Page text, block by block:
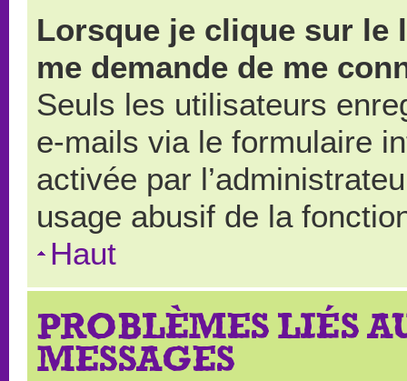
Lorsque je clique sur le
me demande de me
Seuls les utilisateurs
e-mails via le formulaire
activée par
usage abusif de la
Haut
PROBLÈMES LIÉS
MESSAGES